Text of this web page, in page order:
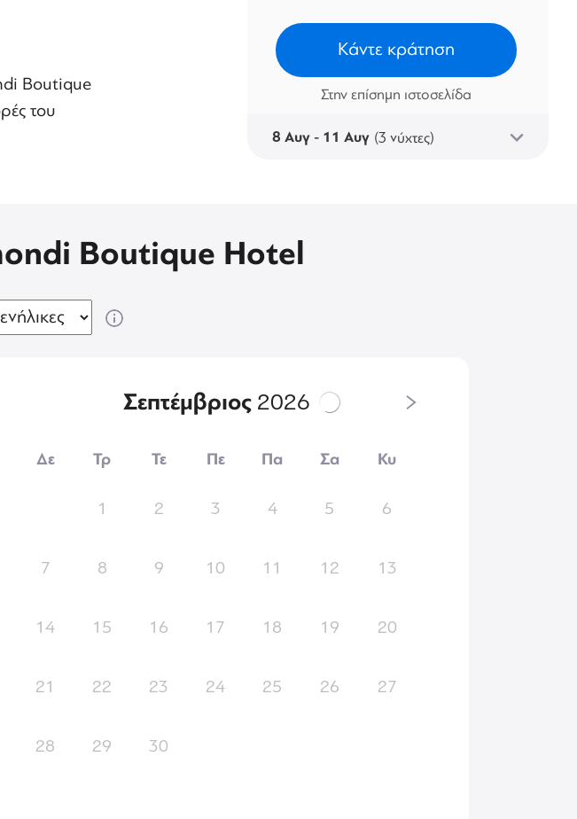
Κάντε κράτηση
Στην επίσημη ιστοσελίδα
8 Αυγ - 11 Αυγ (3 νύχτες)
Boutique
του
Boutique Hotel
Σεπτέμβριος 2026
Δε Τρ Τε Πε Πα Σα Κυ
1 2 3 4 5 6
7 8 9 10 11 12 13
14 15 16 17 18 19 20
21 22 23 24 25 26 27
28 29 30